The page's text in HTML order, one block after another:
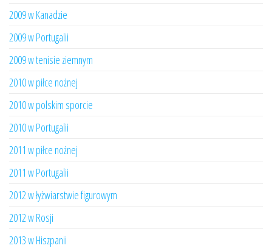
2009 w Kanadzie
2009 w Portugalii
2009 w tenisie ziemnym
2010 w piłce nożnej
2010 w polskim sporcie
2010 w Portugalii
2011 w piłce nożnej
2011 w Portugalii
2012 w łyżwiarstwie figurowym
2012 w Rosji
2013 w Hiszpanii